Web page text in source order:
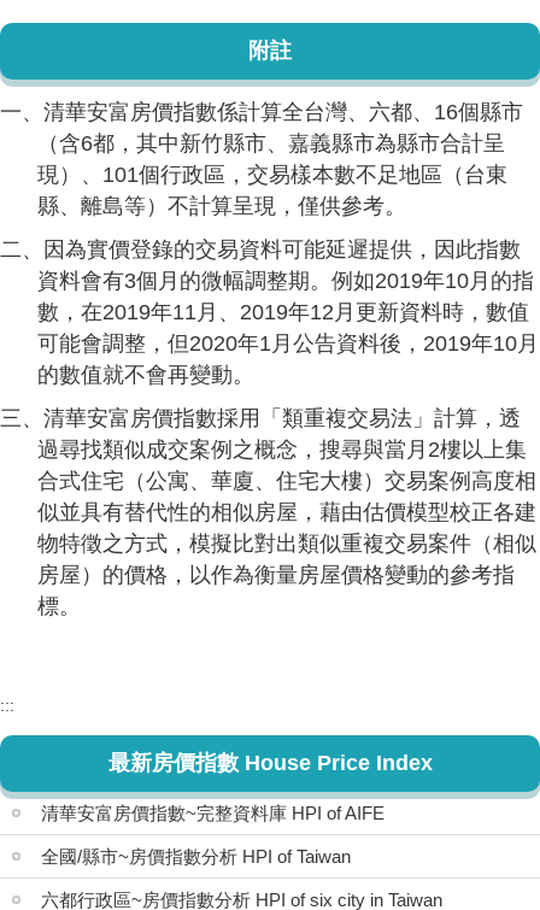
附註
一、清華安富房價指數係計算全台灣、六都、16個縣市
（含6都，其中新竹縣市、嘉義縣市為縣市合計呈
現）、101個行政區，交易樣本數不足地區（台東
縣、離島等）不計算呈現，僅供參考。
二、因為實價登錄的交易資料可能延遲提供，因此指數
資料會有3個月的微幅調整期。例如2019年10月的指
數，在2019年11月、2019年12月更新資料時，數值
可能會調整，但2020年1月公告資料後，2019年10月
的數值就不會再變動。
三、清華安富房價指數採用「類重複交易法」計算，透
過尋找類似成交案例之概念，搜尋與當月2樓以上集
合式住宅（公寓、華廈、住宅大樓）交易案例高度相
似並具有替代性的相似房屋，藉由估價模型校正各建
物特徵之方式，模擬比對出類似重複交易案件（相似
房屋）的價格，以作為衡量房屋價格變動的參考指
標。
:::
最新房價指數 House Price Index
清華安富房價指數~完整資料庫 HPI of AIFE
全國/縣市~房價指數分析 HPI of Taiwan
六都行政區~房價指數分析 HPI of six city in Taiwan